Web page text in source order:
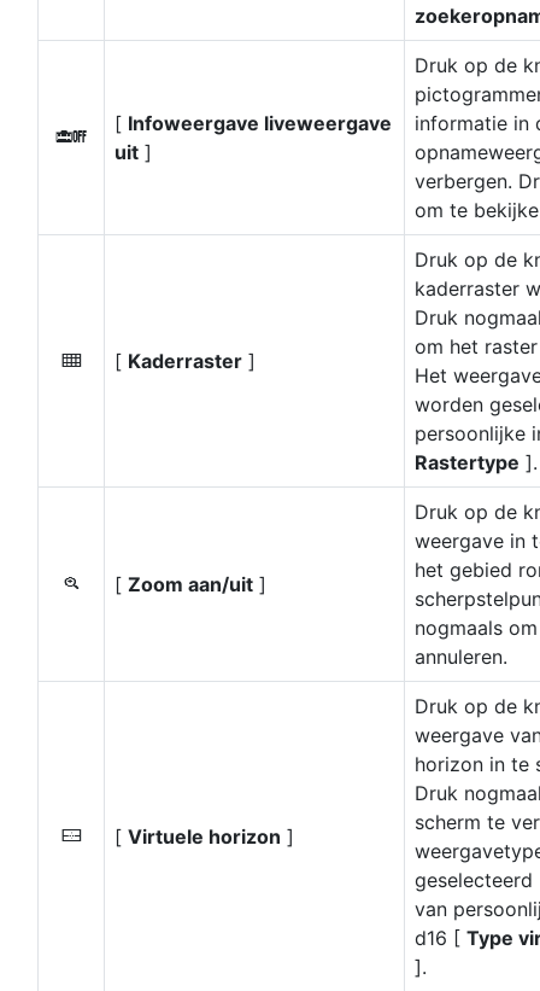
b
[ Infoweergave liveweergave
uit ]
Druk op de
informatie in
verbergen.
om te
b [ Kaderraster ]
Druk op de
kaderraster
Druk
om het
Het
worden
persoonlijke
Rastertype ].
p [ Zoom aan/uit ]
Druk op de
weergave in
het gebied
nogmaals
annuleren.
D [ Virtuele horizon ]
Druk op de
weergave
horizon in te
Druk
scherm te
geselecteerd
van
d16 [ Type
].